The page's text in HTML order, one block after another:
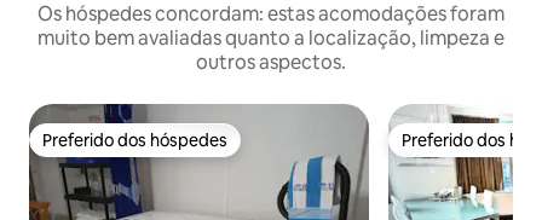
Os hóspedes concordam: estas acomodações foram
muito bem avaliadas quanto a localização, limpeza e
outros aspectos.
Preferido dos hóspedes
Preferido dos hóspedes Preferido dos
Preferido dos